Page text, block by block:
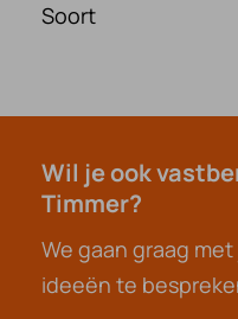
Soort
Wil je ook
Timmer?
We gaan graag
ideeën te